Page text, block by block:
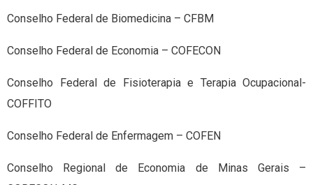
Conselho Federal de Biomedicina – CFBM
Conselho Federal de Economia – COFECON
Conselho Federal de Fisioterapia e Terapia Ocupacional-
COFFITO
Conselho Federal de Enfermagem – COFEN
Conselho Regional de Economia de Minas Gerais –